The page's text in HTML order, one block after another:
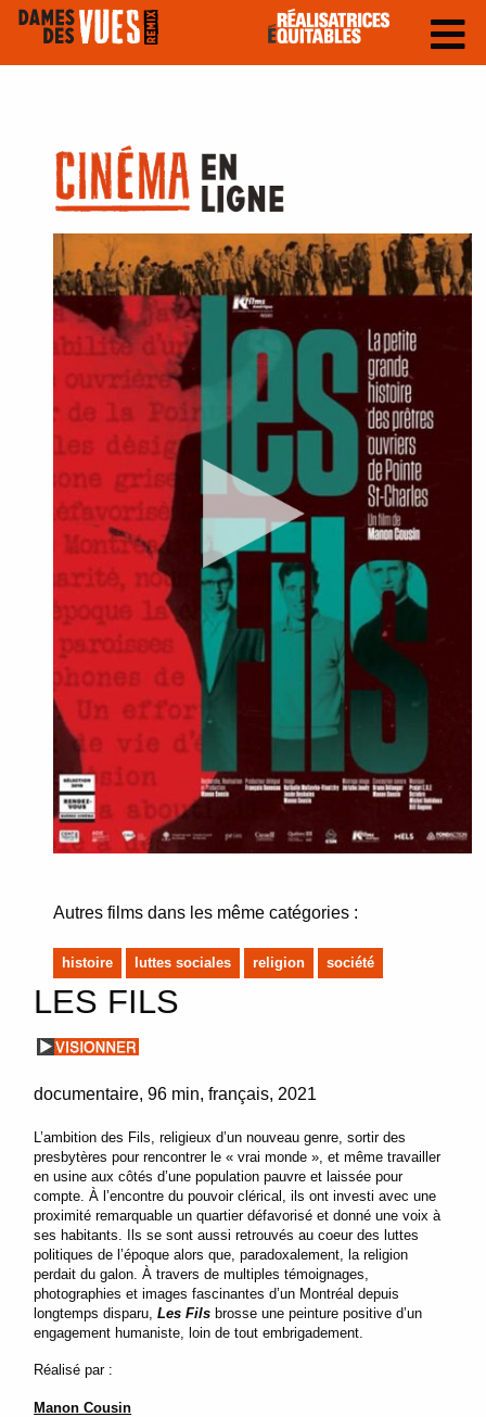
Autres films dans les même catégories :
histoire luttes sociales religion société
LES FILS
documentaire 96 min français 2021
L’ambition des Fils, religieux d’un nouveau genre, sortir des
presbytères pour rencontrer le « vrai monde », et même travailler
en usine aux côtés d’une population pauvre et laissée pour
compte. À l’encontre du pouvoir clérical, ils ont investi avec une
proximité remarquable un quartier défavorisé et donné une voix à
ses habitants. Ils se sont aussi retrouvés au coeur des luttes
politiques de l’époque alors que, paradoxalement, la religion
perdait du galon. À travers de multiples témoignages,
photographies et images fascinantes d’un Montréal depuis
longtemps disparu,Les Fils brosse une peinture positive d’un
engagement humaniste, loin de tout embrigadement.
Réalisé par :
Manon Cousin